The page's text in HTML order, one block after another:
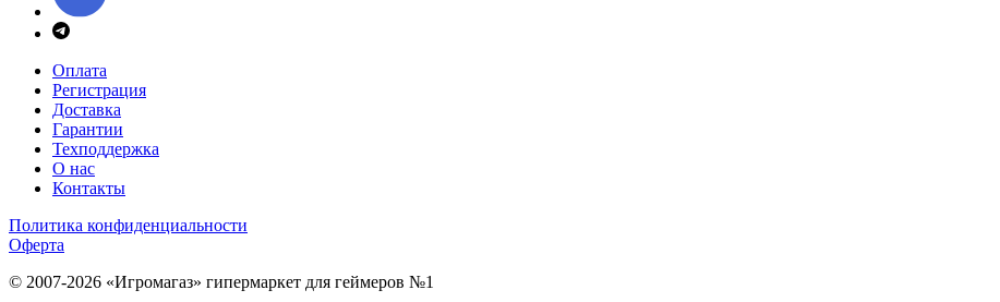
Оплата
Регистрация
Доставка
Гарантии
Техподдержка
О нас
Контакты
Политика конфиденциальности
Оферта
© 2007-2026 «Игромагаз» гипермаркет для геймеров №1